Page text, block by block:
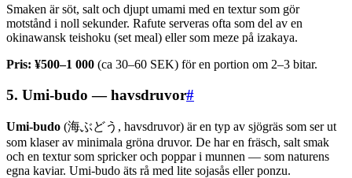
Smaken är söt, salt och djupt umami med en textur som gör
motstånd i noll sekunder. Rafute serveras ofta som del av en
okinawansk teishoku (set meal) eller som meze på izakaya.
Pris: ¥500–1 000 (ca 30–60 SEK) för en portion om 2–3 bitar.
5. Umi-budo — havsdruvor#
Umi-budo (海ぶどう, havsdruvor) är en typ av sjögräs som ser ut
som klaser av minimala gröna druvor. De har en fräsch, salt smak
och en textur som spricker och poppar i munnen — som naturens
egna kaviar. Umi-budo äts rå med lite sojasås eller ponzu.